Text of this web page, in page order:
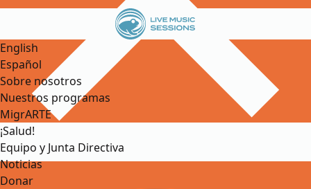
English
Español
Sobre nosotros
Nuestros programas
MigrARTE
¡Salud!
Equipo y Junta Directiva
Noticias
Donar